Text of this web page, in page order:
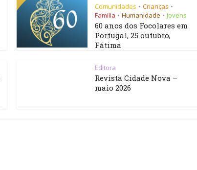
Comunidades • Crianças •
Família • Humanidade • Jovens
60 anos dos Focolares em
Portugal, 25 outubro,
Fátima
Editora
Revista Cidade Nova –
maio 2026